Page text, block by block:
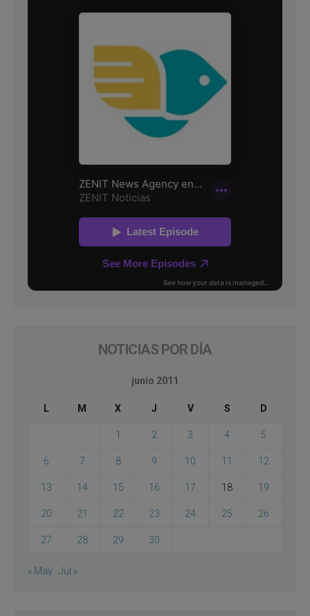
NOTICIAS POR DÍA
junio 2011
L M X J V S D
1 2 3 4 5
6 7 8 9 10 11 12
13 14 15 16 17 18 19
20 21 22 23 24 25 26
27 28 29 30
« May Jul »